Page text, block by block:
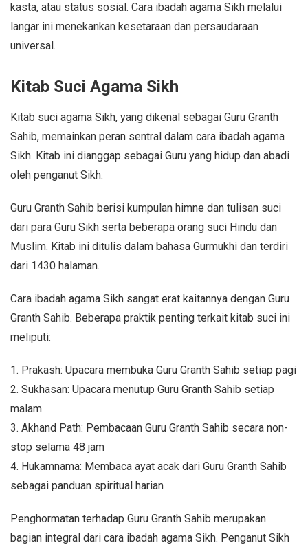
kasta, atau status sosial. Cara ibadah agama Sikh melalui
langar ini menekankan kesetaraan dan persaudaraan
universal.
Kitab Suci Agama Sikh
Kitab suci agama Sikh, yang dikenal sebagai Guru Granth
Sahib, memainkan peran sentral dalam cara ibadah agama
Sikh. Kitab ini dianggap sebagai Guru yang hidup dan abadi
oleh penganut Sikh.
Guru Granth Sahib berisi kumpulan himne dan tulisan suci
dari para Guru Sikh serta beberapa orang suci Hindu dan
Muslim. Kitab ini ditulis dalam bahasa Gurmukhi dan terdiri
dari 1430 halaman.
Cara ibadah agama Sikh sangat erat kaitannya dengan Guru
Granth Sahib. Beberapa praktik penting terkait kitab suci ini
meliputi:
1. Prakash: Upacara membuka Guru Granth Sahib setiap pagi
2. Sukhasan: Upacara menutup Guru Granth Sahib setiap
malam
3. Akhand Path: Pembacaan Guru Granth Sahib secara non-
stop selama 48 jam
4. Hukamnama: Membaca ayat acak dari Guru Granth Sahib
sebagai panduan spiritual harian
Penghormatan terhadap Guru Granth Sahib merupakan
bagian integral dari cara ibadah agama Sikh. Penganut Sikh